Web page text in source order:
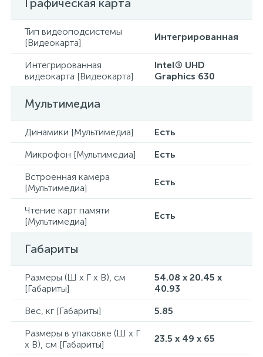
Графическая карта
Тип видеоподсистемы
[Видеокарта]
Интегрированная
Интегрированная
видеокарта [Видеокарта]
Intel® UHD
Graphics 630
Мультимедиа
Динамики [Мультимедиа]
Есть
Микрофон [Мультимедиа]
Есть
Встроенная камера
[Мультимедиа]
Есть
Чтение карт памяти
[Мультимедиа]
Есть
Габариты
Размеры (Ш x Г x В), см
[Габариты]
54.08 x 20.45 x
40.93
Вес, кг [Габариты]
5.85
Размеры в упаковке (Ш x Г
x В), см [Габариты]
23.5 x 49 x 65